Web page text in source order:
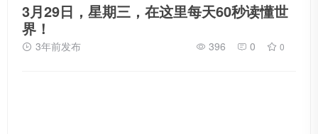
3月29日，星期三，在这里每天60秒读懂世
界！
3年前发布 396 0 0